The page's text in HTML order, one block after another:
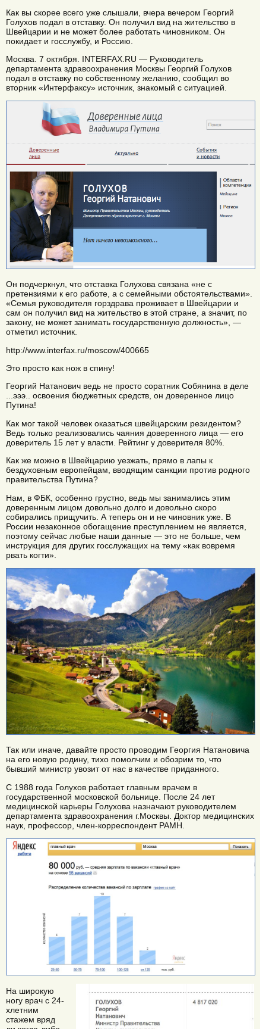
Как вы скорее всего уже слышали, вчера вечером Георгий
Голухов подал в отставку. Он получил вид на жительство в
Швейцарии и не может более работать чиновником. Он
покидает и госслужбу, и Россию.
Москва. 7 октября. INTERFAX.RU — Руководитель
департамента здравоохранения Москвы Георгий Голухов
подал в отставку по собственному желанию, сообщил во
вторник «Интерфаксу» источник, знакомый с ситуацией.
Он подчеркнул, что отставка Голухова связана «не с
претензиями к его работе, а с семейными обстоятельствами».
«Семья руководителя горздрава проживает в Швейцарии и
сам он получил вид на жительство в этой стране, а значит, по
закону, не может занимать государственную должность», —
отметил источник.
http://www.interfax.ru/moscow/400665
Это просто как нож в спину!
Георгий Натанович ведь не просто соратник Собянина в деле
...эээ.. освоения бюджетных средств, он доверенное лицо
Путина!
Как мог такой человек оказаться швейцарским резидентом?
Ведь только реализовались чаяния доверенного лица — его
доверитель 15 лет у власти. Рейтинг у доверителя 80%.
Как же можно в Швейцарию уезжать, прямо в лапы к
бездуховным европейцам, вводящим санкции против родного
правительства Путина?
Нам, в ФБК, особенно грустно, ведь мы занимались этим
доверенным лицом довольно долго и довольно скоро
собирались прищучить. А теперь он и не чиновник уже. В
России незаконное обогащение преступлением не является,
поэтому сейчас любые наши данные — это не больше, чем
инструкция для других госслужащих на тему «как вовремя
рвать когти».
Так или иначе, давайте просто проводим Георгия Натановича
на его новую родину, тихо помолчим и обозрим то, что
бывший министр увозит от нас в качестве приданного.
С 1988 года Голухов работает главным врачем в
государственной московской больнице. После 24 лет
медицинской карьеры Голухова назначают руководителем
департамента здравоохранения г.Москвы. Доктор медицинских
наук, профессор, член-корреспондент РАМН.
На широкую
ногу врач с 24-
хлетним
стажем вряд